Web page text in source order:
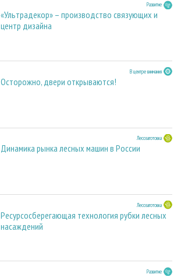
Развитие
«Ультрадекор» – производство связующих и
центр дизайна
В центре внимания
Осторожно, двери открываются!
Лесозаготовка
Динамика рынка лесных машин в России
Лесозаготовка
Ресурсосберегающая технология рубки лесных
насаждений
Развитие